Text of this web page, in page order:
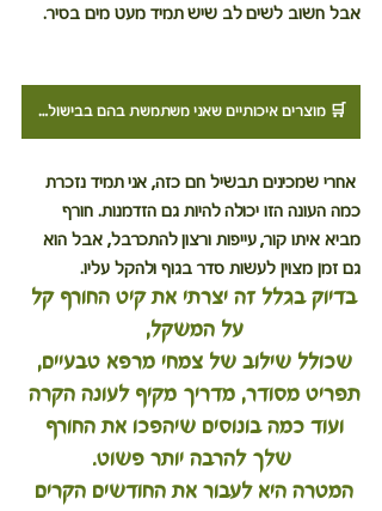
אבל חשוב לשים לב שיש תמיד מעט מים בסיר.
🛒 מוצרים איכותיים שאני משתמשת בהם בבישול? לחצו כאן לעמוד ההנחות שלי
אחרי שמכינים תבשיל חם כזה, אני תמיד נזכרת
כמה העונה הזו יכולה להיות גם הזדמנות. חורף
מביא איתו קור, עייפות ורצון להתכרבל, אבל הוא
גם זמן מצוין לעשות סדר בגוף ולהקל עליו.
בדיוק בגלל זה יצרתי את קיט החורף קל
על המשקל,
שכולל שילוב של צמחי מרפא טבעיים,
תפריט מסודר, מדריך מקיף לעונה הקרה
ועוד כמה בונוסים שיהפכו את החורף
שלך להרבה יותר פשוט.
המטרה היא לעבור את החודשים הקרים